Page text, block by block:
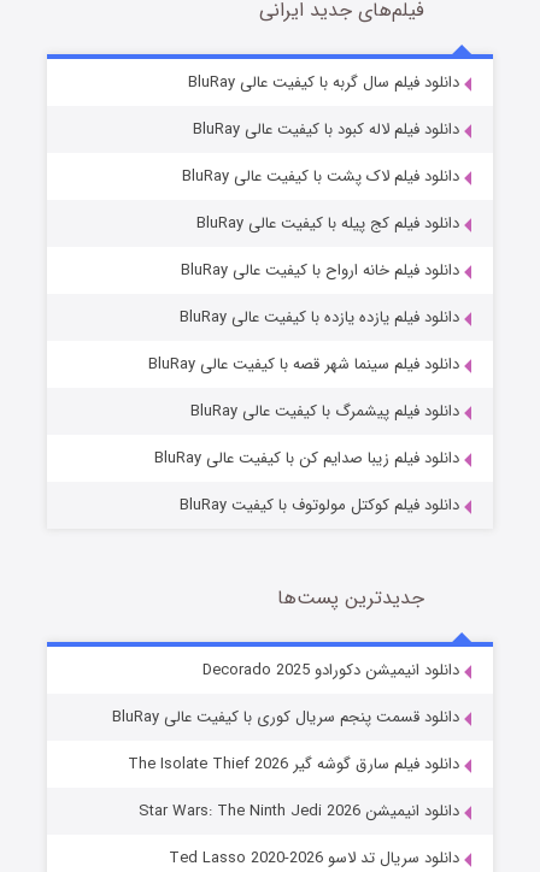
قسمت7 (زیرنویس) منتشر شد
خاندان اژدها فصل ۳
فیلم‌های جدید ایرانی
دانلود فیلم سال گربه با کیفیت عالی BluRay
دانلود فیلم لاله کبود با کیفیت عالی BluRay
دانلود فیلم لاک پشت با کیفیت عالی BluRay
دانلود فیلم کج‌ پیله با کیفیت عالی BluRay
دانلود فیلم خانه ارواح با کیفیت عالی BluRay
دانلود فیلم یازده یازده با کیفیت عالی BluRay
دانلود فیلم سینما شهر قصه با کیفیت عالی BluRay
دانلود فیلم پیشمرگ با کیفیت عالی BluRay
دانلود فیلم زیبا صدایم کن با کیفیت عالی BluRay
دانلود فیلم کوکتل مولوتوف با کیفیت BluRay
جدیدترین پست‌ها
دانلود انیمیشن دکورادو Decorado 2025
دانلود قسمت پنجم سریال کوری با کیفیت عالی BluRay
دانلود فیلم سارق گوشه گیر The Isolate Thief 2026
دانلود انیمیشن Star Wars: The Ninth Jedi 2026
دانلود سریال تد لاسو Ted Lasso 2020-2026